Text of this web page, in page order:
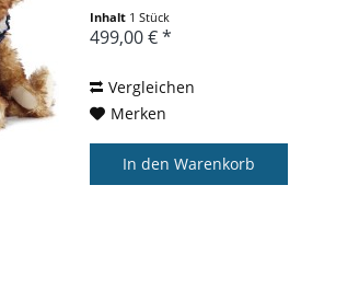
blauen Pompons. Der helle
Filzhut, Sohlen und Pfoten bilden
Inhalt 1 Stück
499,00 € *
Vergleichen
Merken
In den Warenkorb